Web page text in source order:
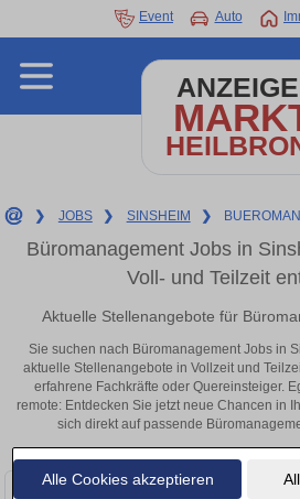
Alle Cookies akzeptieren
Event Auto
❯ JOBS ❯ SINSHEIM ❯
Büromanagement Jobs in
Voll- und Teilzeit
Aktuelle Stellenangebote für
Sie suchen nach Büromanagement Jobs in
aktuelle Stellenangebote in Vollzeit und
erfahrene Fachkräfte oder Quereinsteiger.
remote: Entdecken Sie jetzt neue Chancen in
sich direkt auf passende